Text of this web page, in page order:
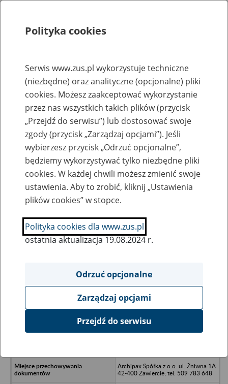
Rejestry, ewidencje i archiwa
Baza zlikwidowanych lub
przekształconych zakładów pracy
Nazwa zakładu pracy:
SZUKAJ
Ukryj wszystkie pozycje bazy
Aroma Cake Spółka z o.o. w
Archipax Spółka z o.o. ul. Żniwna 1A
42-400 Zawiercie; tel. 509 783 648
Polityka cookies
Serwis www.zus.pl wykorzystuje techniczne
(niezbędne) oraz analityczne (opcjonalne) pliki
cookies. Możesz zaakceptować wykorzystanie
przez nas wszystkich takich plików (przycisk
„Przejdź do serwisu”) lub dostosować swoje
zgody (przycisk „Zarządzaj opcjami”). Jeśli
wybierzesz przycisk „Odrzuć opcjonalne”,
będziemy wykorzystywać tylko niezbędne pliki
cookies. W każdej chwili możesz zmienić swoje
ustawienia. Aby to zrobić, kliknij „Ustawienia
plików cookies” w stopce.
Polityka cookies dla www.zus.pl
ostatnia aktualizacja 19.08.2024 r.
Odrzuć opcjonalne
Zarządzaj opcjami
Przejdź do serwisu